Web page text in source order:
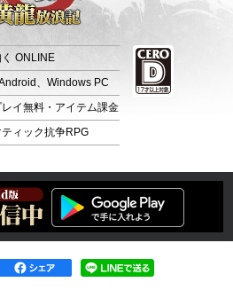
く ONLINE
、Windows PC
レイ無料・アイテム課金
ティック抗争RPG